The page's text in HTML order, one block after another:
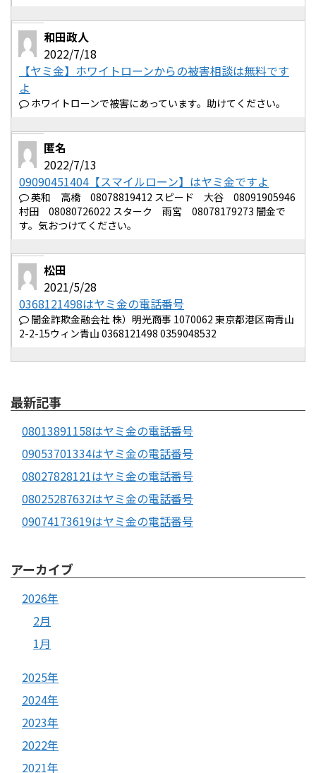
和田政人
2022/7/18
【ヤミ金】ホワイトローンからの被害相談は無料です
よ
ホワイトローンで被害にあっています。助けてください。
匿名
2022/7/13
09090451404【スマイルローン】はヤミ金ですよ
英和 高橋 08078819412 スピード 大谷 08091905946
村田 08080726022 スターク 雨宮 08078179273 闇金で
す。気おつけてください。
松田
2021/5/28
0368121498はヤミ金の電話番号
闇金詐欺金融会社 株）明光商事 1070062 東京都港区南青山
2-2-15ウィン青山 0368121498 0359048532
最新記事
08013891158はヤミ金の電話番号
09053701334はヤミ金の電話番号
08027828121はヤミ金の電話番号
08025287632はヤミ金の電話番号
09074173619はヤミ金の電話番号
アーカイブ
2026年
2月
1月
2025年
2024年
2023年
2022年
2021年